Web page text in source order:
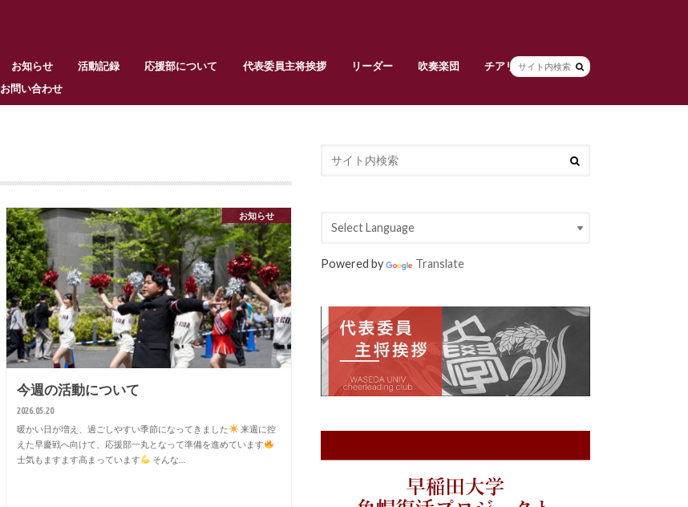
お知らせ 活動記録 応援部について 代表委員主将挨拶 リーダー 吹奏楽団 チアリーダーズ
お問い合わせ
お知らせ
今週の活動について
2026.05.20
暖かい日が増え、過ごしやすい季節になってきました
来週に控
えた早慶戦へ向けて、応援部一丸となって準備を進めています
士気もますます高まっています
そんな…
Powered by Translate